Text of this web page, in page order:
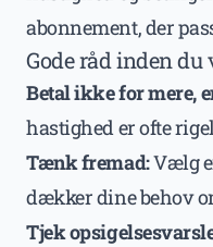
abonnement, der
Gode råd inden
Betal ikke for mere,
hastighed er ofte
Tænk fremad:Vælg
dækker dine behov
Tjek